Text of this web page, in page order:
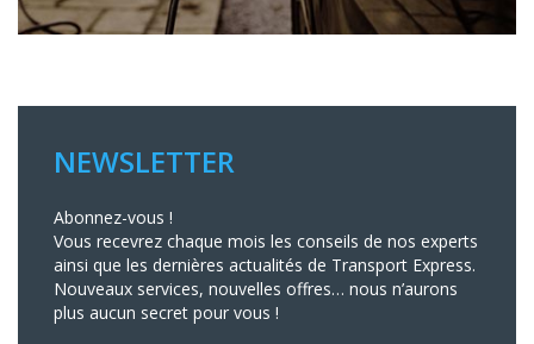
NEWSLETTER
Abonnez-vous !
Vous recevrez chaque mois les conseils de nos experts
ainsi que les dernières actualités de Transport Express.
Nouveaux services, nouvelles offres… nous n’aurons
plus aucun secret pour vous !